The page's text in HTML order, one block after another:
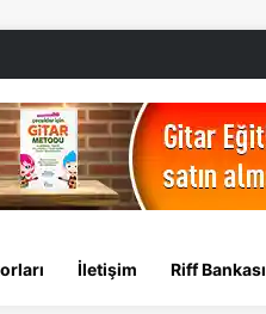
İletişim Riff Bankası